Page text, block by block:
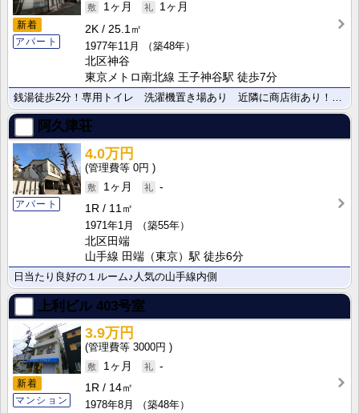
新着
アパート
1ヶ月
1ヶ月
2K
25.1㎡
1977年11月
（築48年）
北区神谷
東京メトロ南北線 王子神谷駅 徒歩7分
銭湯徒歩2分！専用トイレ 洗濯機置き場あり 近隣に商店街あり！日当たり良好
阿久津荘
アパート
4.0万円
0円
1ヶ月
-
1R
11㎡
1971年1月
（築55年）
北区田端
山手線 田端（東京）駅 徒歩6分
日当たり良好の１ルーム♪人気の山手線内側
上利ビル403号室
新着
マンション
3.9万円
3000円
1ヶ月
-
1R
14㎡
1978年8月
（築48年）